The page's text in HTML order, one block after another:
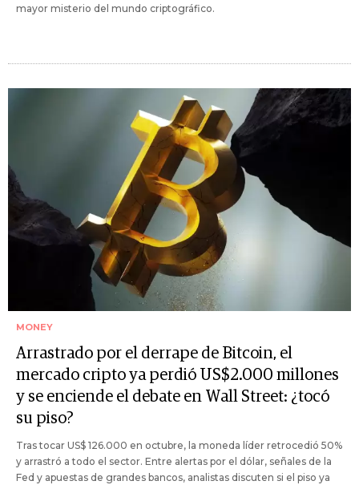
mayor misterio del mundo criptográfico.
MONEY
Arrastrado por el derrape de Bitcoin, el
mercado cripto ya perdió US$2.000 millones
y se enciende el debate en Wall Street: ¿tocó
su piso?
Tras tocar US$ 126.000 en octubre, la moneda líder retrocedió 50%
y arrastró a todo el sector. Entre alertas por el dólar, señales de la
Fed y apuestas de grandes bancos, analistas discuten si el piso ya